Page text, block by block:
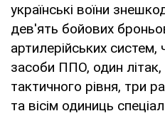
українські воїни
дев'ять бойових
артилерійських
засоби ППО, один
тактичного рівня, три
та вісім одиниць